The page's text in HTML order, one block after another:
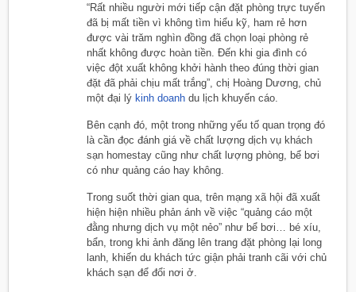
“Rất nhiều người mới tiếp cận đặt phòng trực tuyến
đã bị mất tiền vì không tìm hiểu kỹ, ham rẻ hơn
được vài trăm nghìn đồng đã chọn loại phòng rẻ
nhất không được hoàn tiền. Đến khi gia đình có
việc đột xuất không khởi hành theo đúng thời gian
đặt đã phải chịu mất trắng”, chị Hoàng Dương, chủ
một đại lý kinh doanh du lịch khuyến cáo.
Bên cạnh đó, một trong những yếu tố quan trọng đó
là cần đọc đánh giá về chất lượng dịch vụ khách
sạn homestay cũng như chất lượng phòng, bể bơi
có như quảng cáo hay không.
Trong suốt thời gian qua, trên mạng xã hội đã xuất
hiện hiện nhiều phản ánh về việc “quảng cáo một
đằng nhưng dịch vụ một nẻo” như bể bơi… bé xíu,
bẩn, trong khi ảnh đăng lên trang đặt phòng lại long
lanh, khiến du khách tức giận phải tranh cãi với chủ
khách sạn để đổi nơi ở.